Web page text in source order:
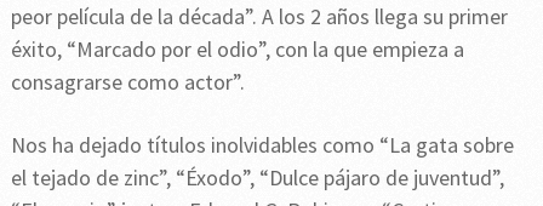
peor película de la década”. A los 2 años llega su primer
éxito, “Marcado por el odio”, con la que empieza a
consagrarse como actor”.
Nos ha dejado títulos inolvidables como “La gata sobre
el tejado de zinc”, “Éxodo”, “Dulce pájaro de juventud”,